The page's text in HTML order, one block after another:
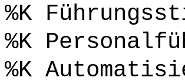
%K
%K
%K